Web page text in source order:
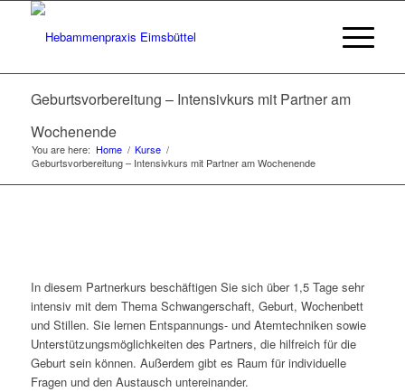
Geburtsvorbereitung – Intensivkurs mit Partner am
Wochenende
You are here: Home / Kurse /
Geburtsvorbereitung – Intensivkurs mit Partner am Wochenende
In diesem Partnerkurs beschäftigen Sie sich über 1,5 Tage sehr
intensiv mit dem Thema Schwangerschaft, Geburt, Wochenbett
und Stillen. Sie lernen Entspannungs- und Atemtechniken sowie
Unterstützungsmöglichkeiten des Partners, die hilfreich für die
Geburt sein können. Außerdem gibt es Raum für individuelle
Fragen und den Austausch untereinander.